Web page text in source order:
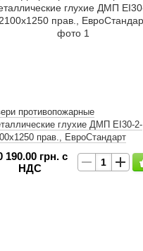
противопожарные
глухие ДМП ЕІ30-2-
прав., ЕвроСтандарт
190.00 грн. с
НДС